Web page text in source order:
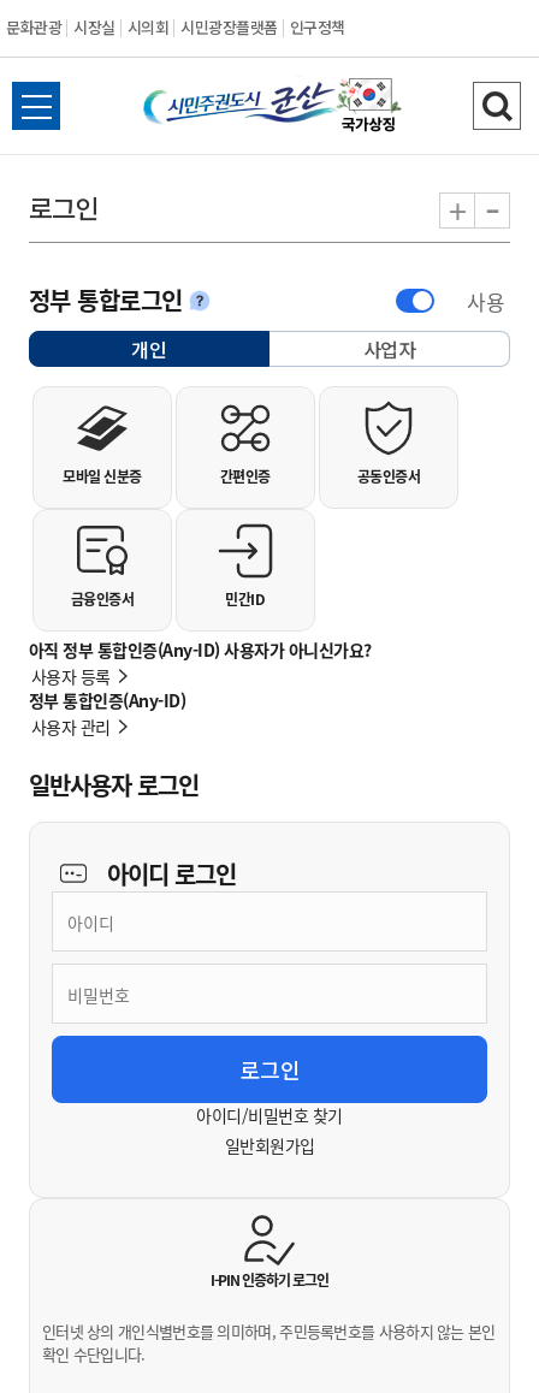
문화관광 시장실 시의회 시민광장플랫폼 인구정책
시민주권도시 군
전체메뉴 열기 검
로그인 + -
정부 통합로그인안내 사용
아직 정부 통합인증(Any-ID) 사용자가 아니신가요?
사용자 등록
정부 통합인증(Any-ID)
사용자 관리
개인선택됨 사업자
개인사용자 로그인
모바일 신분증 간편인증 공동인증서
금융인증서 민간ID
일반사용자 로그인
아이디로그인
아이디/비밀번호 찾기
일반회원가입
I-PIN 인증하기로그인
인터넷 상의 개인식별번호를 의미하며, 주민등록번호를 사용하지 않는 본인
확인 수단입니다.